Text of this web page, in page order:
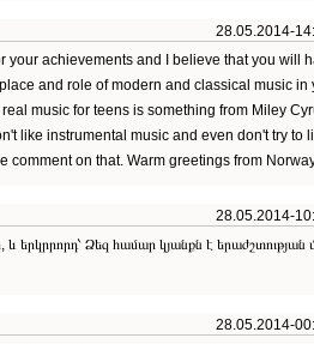
28.05.2014-
your achievements and I believe that you will
and role of modern and classical music in
music for teens is something from Miley
like instrumental music and even don't try to
comment on that. Warm greetings from
28.05.2014-
երկրրորդ՝ Ձեզ համար կյանքն է երաժշտության
28.05.2014-